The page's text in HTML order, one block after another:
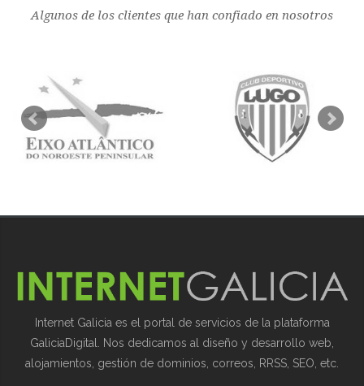
Algunos de los clientes que han confiado en nosotros
Internet Galicia es el portal de servicios de la plataforma
GaliciaDigital. Nos dedicamos al diseño y desarrollo web,
alojamientos, gestión de dominios, correos, RRSS, SEO, etc.